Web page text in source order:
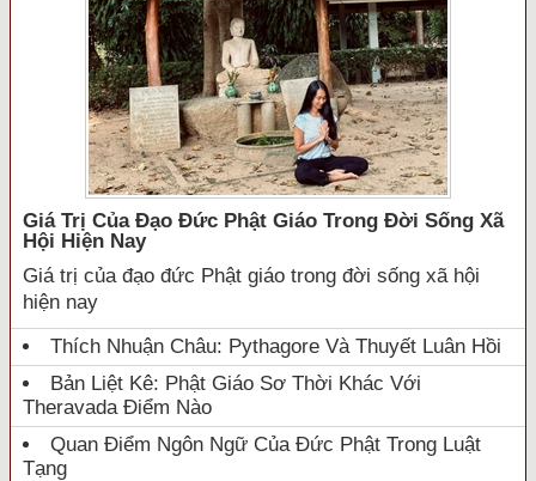
Giá Trị Của Đạo Đức Phật Giáo Trong Đời Sống Xã
Hội Hiện Nay
Giá trị của đạo đức Phật giáo trong đời sống xã hội
hiện nay
Thích Nhuận Châu: Pythagore Và Thuyết Luân Hồi
Bản Liệt Kê: Phật Giáo Sơ Thời Khác Với
Theravada Điểm Nào
Quan Điểm Ngôn Ngữ Của Đức Phật Trong Luật
Tạng